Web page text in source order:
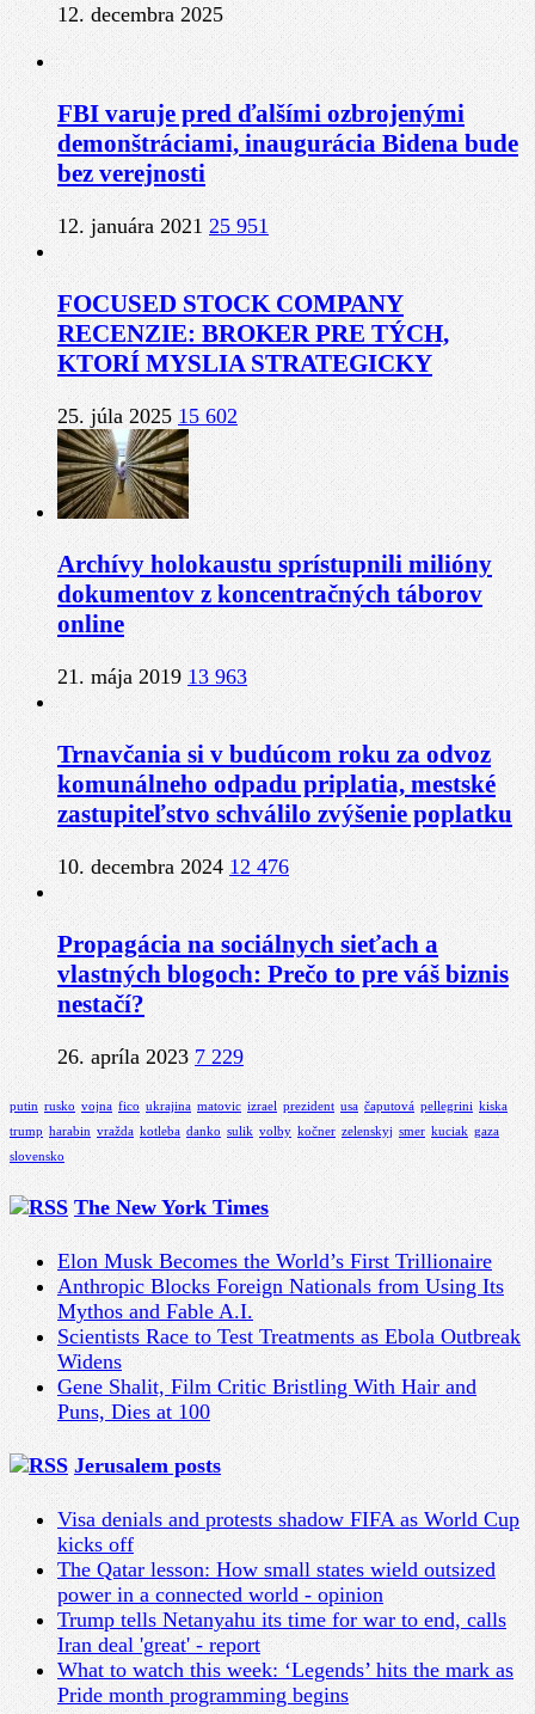
12. decembra 2025
FBI varuje pred ďalšími ozbrojenými
demonštráciami, inaugurácia Bidena bude
bez verejnosti
12. januára 2021 25 951
FOCUSED STOCK COMPANY
RECENZIE: BROKER PRE TÝCH,
KTORÍ MYSLIA STRATEGICKY
25. júla 2025 15 602
Archívy holokaustu sprístupnili milióny
dokumentov z koncentračných táborov
online
21. mája 2019 13 963
Trnavčania si v budúcom roku za odvoz
komunálneho odpadu priplatia, mestské
zastupiteľstvo schválilo zvýšenie poplatku
10. decembra 2024 12 476
Propagácia na sociálnych sieťach a
vlastných blogoch: Prečo to pre váš biznis
nestačí?
26. apríla 2023 7 229
putin rusko vojna fico ukrajina matovic izrael prezident usa čaputová pellegrini kiska
trump harabin vražda kotleba danko sulik volby kočner zelenskyj smer kuciak gaza
slovensko
The New York Times
Elon Musk Becomes the World’s First Trillionaire
Anthropic Blocks Foreign Nationals from Using Its
Mythos and Fable A.I.
Scientists Race to Test Treatments as Ebola Outbreak
Widens
Gene Shalit, Film Critic Bristling With Hair and
Puns, Dies at 100
Jerusalem posts
Visa denials and protests shadow FIFA as World Cup
kicks off
The Qatar lesson: How small states wield outsized
power in a connected world - opinion
Trump tells Netanyahu its time for war to end, calls
Iran deal 'great' - report
What to watch this week: ‘Legends’ hits the mark as
Pride month programming begins